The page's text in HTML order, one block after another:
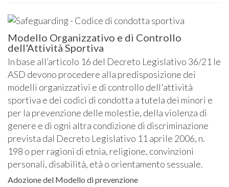
Modello Organizzativo e di Controllo
dell'Attività Sportiva
In base all’articolo 16 del Decreto Legislativo 36/21 le
ASD devono procedere alla predisposizione dei
modelli organizzativi e di controllo dell'attività
sportiva e dei codici di condotta a tutela dei minori e
per la prevenzione delle molestie, della violenza di
genere e di ogni altra condizione di discriminazione
prevista dal Decreto Legislativo 11 aprile 2006, n.
198 o per ragioni di etnia, religione, convinzioni
personali, disabilità, età o orientamento sessuale.
Adozione del Modello di prevenzione